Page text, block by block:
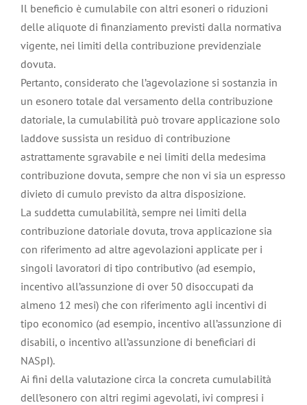
Il beneficio è cumulabile con altri esoneri o riduzioni
delle aliquote di finanziamento previsti dalla normativa
vigente, nei limiti della contribuzione previdenziale
dovuta.
Pertanto, considerato che l’agevolazione si sostanzia in
un esonero totale dal versamento della contribuzione
datoriale, la cumulabilità può trovare applicazione solo
laddove sussista un residuo di contribuzione
astrattamente sgravabile e nei limiti della medesima
contribuzione dovuta, sempre che non vi sia un espresso
divieto di cumulo previsto da altra disposizione.
La suddetta cumulabilità, sempre nei limiti della
contribuzione datoriale dovuta, trova applicazione sia
con riferimento ad altre agevolazioni applicate per i
singoli lavoratori di tipo contributivo (ad esempio,
incentivo all’assunzione di over 50 disoccupati da
almeno 12 mesi) che con riferimento agli incentivi di
tipo economico (ad esempio, incentivo all’assunzione di
disabili, o incentivo all’assunzione di beneficiari di
NASpI).
Ai fini della valutazione circa la concreta cumulabilità
dell’esonero con altri regimi agevolati, ivi compresi i